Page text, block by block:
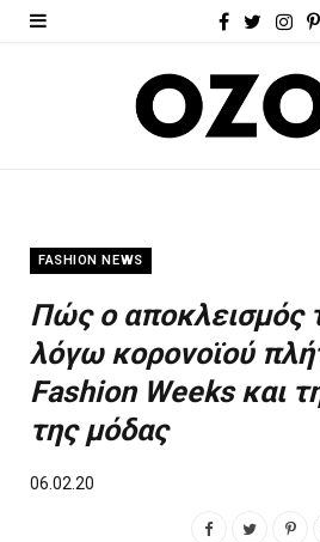
F
k
T
i
I
a
m
P
FASHION NEWS
Πώς ο αποκλεισμός
λόγω κορονοϊού
Fashion Weeks και
της μόδας
06.02.20